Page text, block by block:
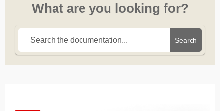
What are you looking for?
Search